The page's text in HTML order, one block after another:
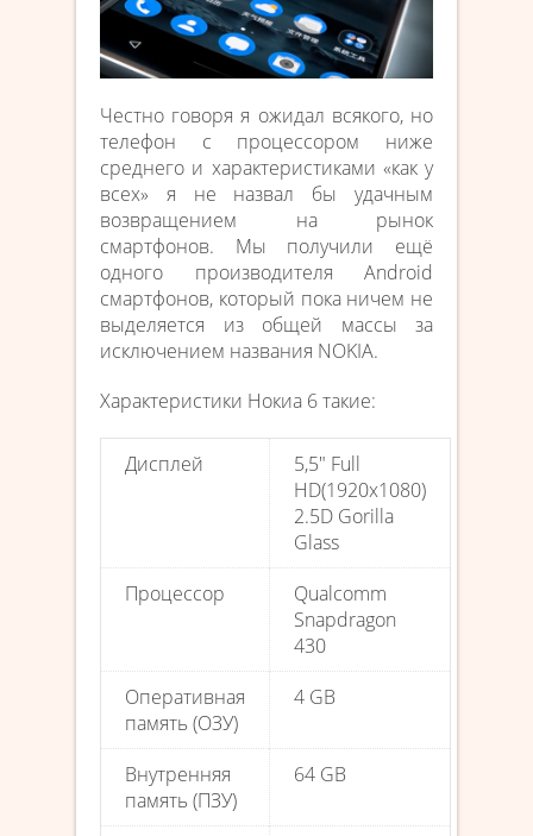
Честно говоря я ожидал всякого, но
телефон с процессором ниже
среднего и характеристиками «как у
всех» я не назвал бы удачным
возвращением на рынок
смартфонов. Мы получили ещё
одного производителя Android
смартфонов, который пока ничем не
выделяется из общей массы за
исключением названия NOKIA.
Характеристики Нокиа 6 такие:
Дисплей
5,5″ Full
HD(1920х1080)
2.5D Gorilla
Glass
Процессор
Qualcomm
Snapdragon
430
Оперативная
память (ОЗУ)
4 GB
Внутренняя
память (ПЗУ)
64 GB